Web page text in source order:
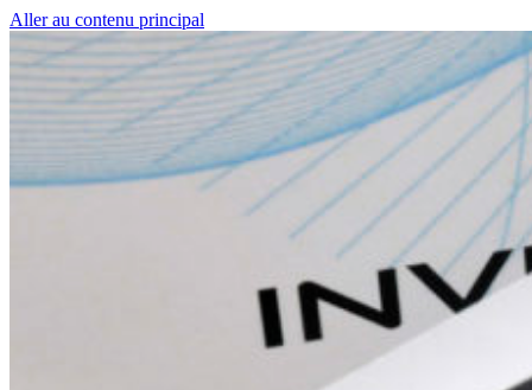
Aller au contenu principal